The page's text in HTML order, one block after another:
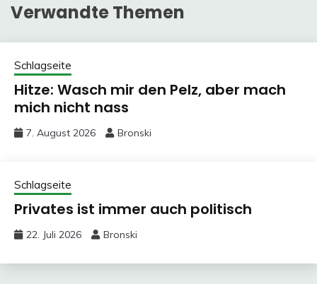
Verwandte Themen
Schlagseite
Hitze: Wasch mir den Pelz, aber mach
mich nicht nass
7. August 2026 Bronski
Schlagseite
Privates ist immer auch politisch
22. Juli 2026 Bronski